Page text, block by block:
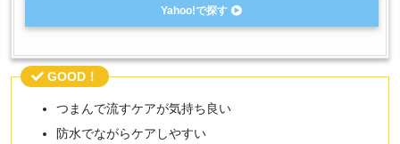
Yahoo!で探す
GOOD！
つまんで流すケアが気持ち良い
防水でながらケアしやすい